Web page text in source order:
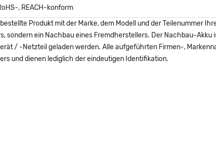
, REACH-konform
Produkt mit der Marke, dem Modell und der Teilenummer
sondern ein Nachbau eines Fremdherstellers. Der Nachbau-Akku
/ -Netzteil geladen werden. Alle aufgeführten Firmen-,
und dienen lediglich der eindeutigen Identifikation.